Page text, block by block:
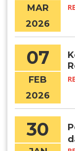
MAR
2026
07
FEB
2026
30